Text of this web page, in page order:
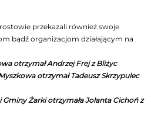
przekazali również swoje
bądź organizacjom działającym na
otrzymał Andrzej Frej z Bliżyc
otrzymał Tadeusz Skrzypulec
Żarki otrzymała Jolanta Cichoń z